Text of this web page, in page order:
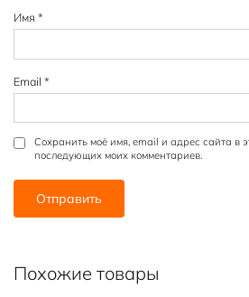
Имя *
Email *
Сохранить моё имя, email и адрес сайта в
последующих моих комментариев.
Похожие товары